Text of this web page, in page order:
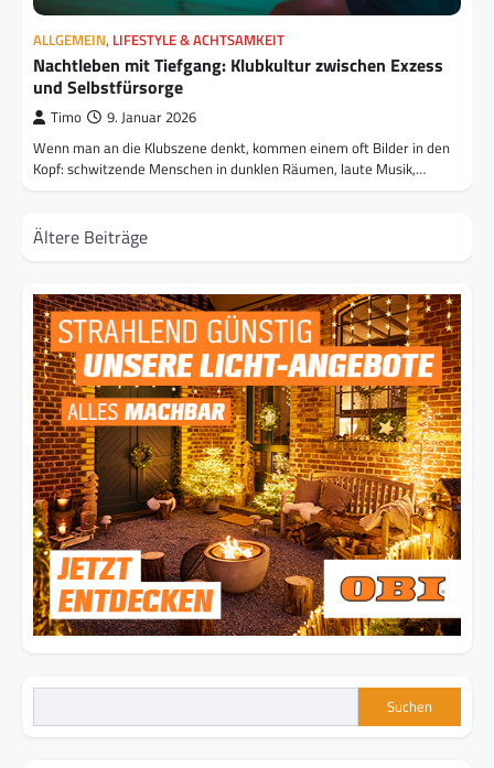
ALLGEMEIN, LIFESTYLE & ACHTSAMKEIT
Nachtleben mit Tiefgang: Klubkultur zwischen Exzess
und Selbstfürsorge
Timo 9. Januar 2026
Wenn man an die Klubszene denkt, kommen einem oft Bilder in den
Kopf: schwitzende Menschen in dunklen Räumen, laute Musik,…
Beitragsnavigation
Ältere Beiträge
Suchen